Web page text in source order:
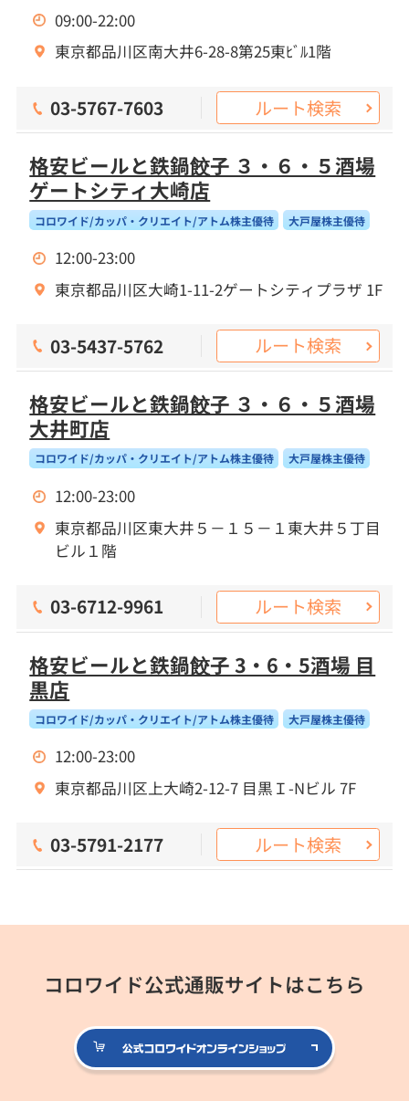
09:00-22:00
東京都品川区南大井6-28-8第25東ﾋﾞﾙ1階
03-5767-7603 ルート検索
格安ビールと鉄鍋餃子 ３・６・５酒場
ゲートシティ大崎店
コロワイド/カッパ・クリエイト/アトム株主優待 大戸屋株主優待
12:00-23:00
東京都品川区大崎1-11-2ゲートシティプラザ 1F
03-5437-5762 ルート検索
格安ビールと鉄鍋餃子 ３・６・５酒場
大井町店
コロワイド/カッパ・クリエイト/アトム株主優待 大戸屋株主優待
12:00-23:00
東京都品川区東大井５－１５－１東大井５丁目
ビル１階
03-6712-9961 ルート検索
格安ビールと鉄鍋餃子 3・6・5酒場 目
黒店
コロワイド/カッパ・クリエイト/アトム株主優待 大戸屋株主優待
12:00-23:00
東京都品川区上大崎2-12-7 目黒Ｉ-Nビル 7F
03-5791-2177 ルート検索
コロワイド公式通販サイトはこちら
公式コロ